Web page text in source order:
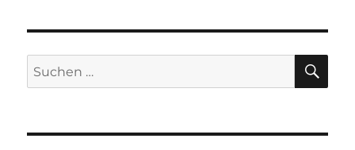
Suchen
nach: